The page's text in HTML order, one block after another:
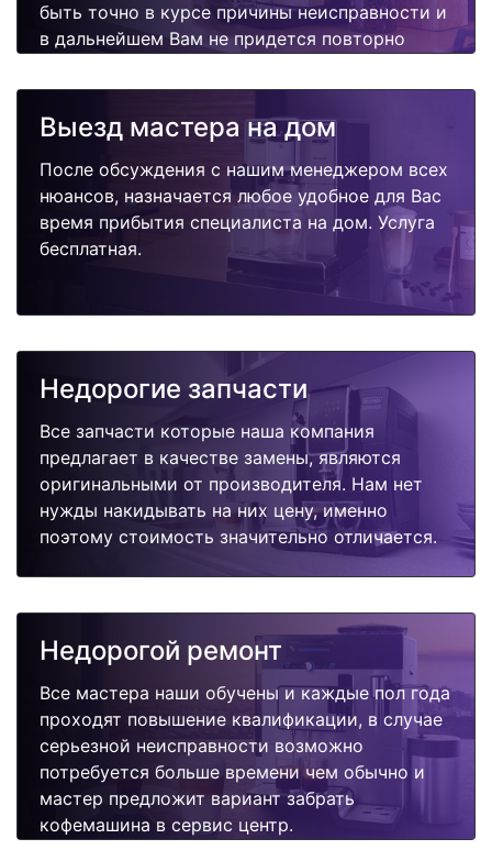
быть точно в курсе причины неисправности и
в дальнейшем Вам не придется повторно
поломок.
Выезд мастера на дом
После обсуждения с нашим менеджером всех
нюансов, назначается любое удобное для Вас
время прибытия специалиста на дом. Услуга
бесплатная.
Недорогие запчасти
Все запчасти которые наша компания
предлагает в качестве замены, являются
оригинальными от производителя. Нам нет
нужды накидывать на них цену, именно
поэтому стоимость значительно отличается.
Недорогой ремонт
Все мастера наши обучены и каждые пол года
проходят повышение квалификации, в случае
серьезной неисправности возможно
потребуется больше времени чем обычно и
мастер предложит вариант забрать
кофемашина в сервис центр.